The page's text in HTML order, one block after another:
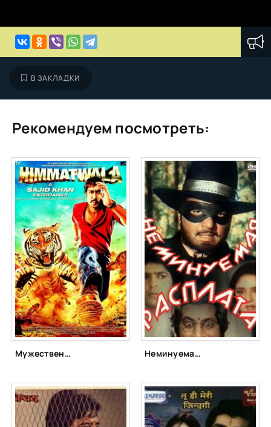
В ЗАКЛАДКИ
Рекомендуем посмотреть:
Мужественный (2013) Неминуемая расплата (1988)